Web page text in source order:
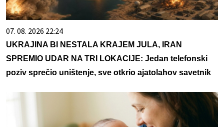
07. 08. 2026 22:24
UKRAJINA BI NESTALA KRAJEM JULA, IRAN
SPREMIO UDAR NA TRI LOKACIJE: Jedan telefonski
poziv sprečio uništenje, sve otkrio ajatolahov savetnik